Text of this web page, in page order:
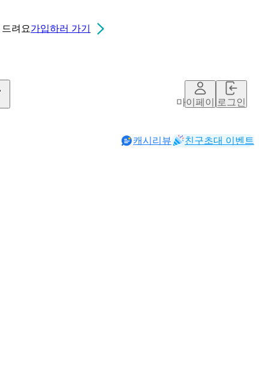
드려요가입하러 가기
마이페이지로그인
캐시리뷰 친구초대 이벤트